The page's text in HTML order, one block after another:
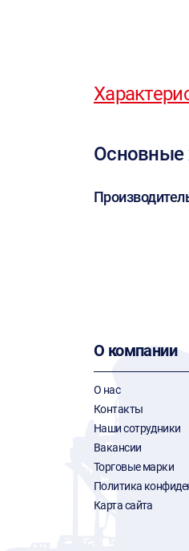
Основные
О компании
О нас
Контакты
Наши сотрудники
Вакансии
Торговые марки
Политика
Карта сайта